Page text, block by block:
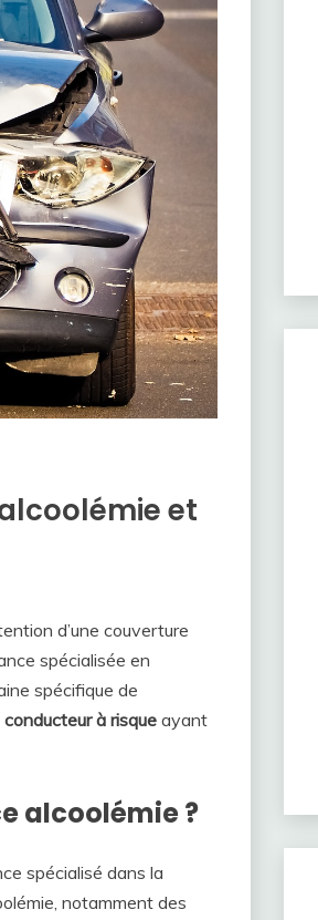
et
d’une couverture
spécialisée en
spécifique de
conducteur à risque ayant
alcoolémie ?
spécialisé dans la
notamment des